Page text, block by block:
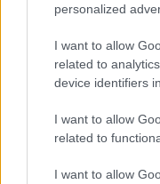
personalized
I want to allow
related to
device identifiers
I want to allow
related to
I want to allow